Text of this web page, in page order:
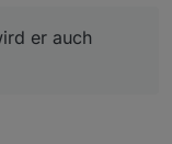
System neu
er auch